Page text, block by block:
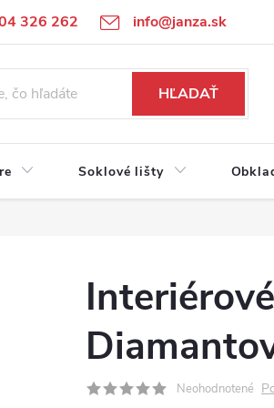
326 262 info@janza.sk
Reklamačné podmienky Podmienky
HĽADAŤ
Soklové lišty
Neohodnotené